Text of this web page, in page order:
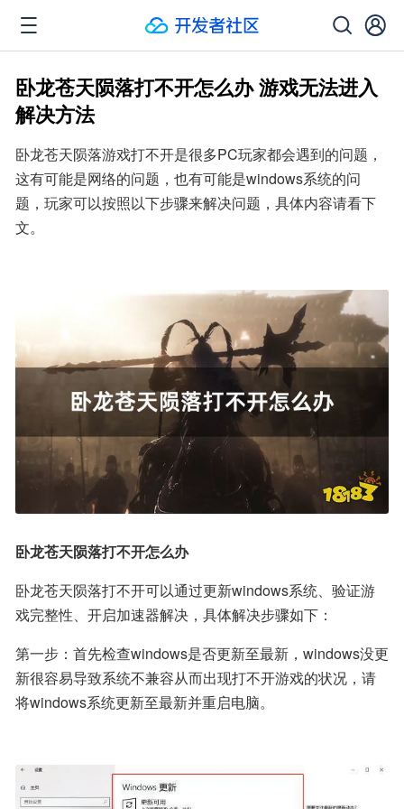
卧龙苍天陨落打不开怎么办 游戏无法进入
解决方法
卧龙苍天陨落游戏打不开是很多PC玩家都会遇到的问题，
这有可能是网络的问题，也有可能是windows系统的问
题，玩家可以按照以下步骤来解决问题，具体内容请看下
文。
卧龙苍天陨落打不开怎么办
卧龙苍天陨落打不开可以通过更新windows系统、验证游
戏完整性、开启加速器解决，具体解决步骤如下：
第一步：首先检查windows是否更新至最新，windows没更
新很容易导致系统不兼容从而出现打不开游戏的状况，请
将windows系统更新至最新并重启电脑。